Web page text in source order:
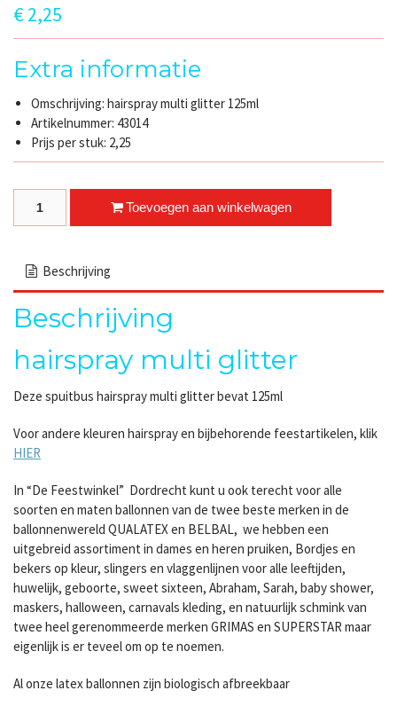
€2,25
Extra informatie
Omschrijving: hairspray multi glitter 125ml
Artikelnummer: 43014
Prijs per stuk: 2,25
hairspray multi glitter quantityToevoegen aan winkelwagen
Beschrijving
Beschrijving
hairspray multi glitter
Deze spuitbus hairspray multi glitter bevat 125ml
Voor andere kleuren hairspray en bijbehorende feestartikelen, klik
HIER
In “De Feestwinkel” Dordrecht kunt u ook terecht voor alle
soorten en maten ballonnen van de twee beste merken in de
ballonnenwereld QUALATEX en BELBAL, we hebben een
uitgebreid assortiment in dames en heren pruiken, Bordjes en
bekers op kleur, slingers en vlaggenlijnen voor alle leeftijden,
huwelijk, geboorte, sweet sixteen, Abraham, Sarah, baby shower,
maskers, halloween, carnavals kleding, en natuurlijk schmink van
twee heel gerenommeerde merken GRIMAS en SUPERSTAR maar
eigenlijk is er teveel om op te noemen.
Al onze latex ballonnen zijn biologisch afbreekbaar